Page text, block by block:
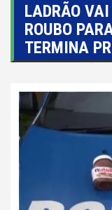
LADRÃO
ROUBO
TERMINA